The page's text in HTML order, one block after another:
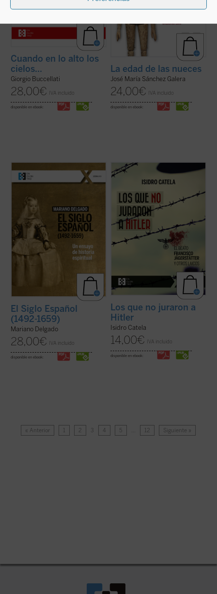
Cuando en lo alto los
cielos...
Giorgio Buccellati
28,00€ IVA incluido
disponible en ebook:
La edad de las nueces
José María Sánchez Galera
24,00€ IVA incluido
disponible en ebook:
Si hablamos de un largo «Siglo Español»
entre 1492-1659, lo hacemos conscientes
de que el principio y el final de esas épocas
se caracteriza por prestar ...
El Siglo Español
(1492-1659)
Mariano Delgado
28,00€ IVA incluido
disponible en ebook:
El joven campesino austriaco, beato
Francisco Jägerstätter, fue uno de los
laicos que, en nombre de su conciencia de
Aquí se narra su vida y su martirio,
testimonio de luz para la Iglesia y la ...(ver
ficha)
Los que no juraron a
Hitler
Isidro Catela
14,00€ IVA incluido
disponible en ebook:
« Anterior 1 2 3 4 5 … 12 Siguiente »